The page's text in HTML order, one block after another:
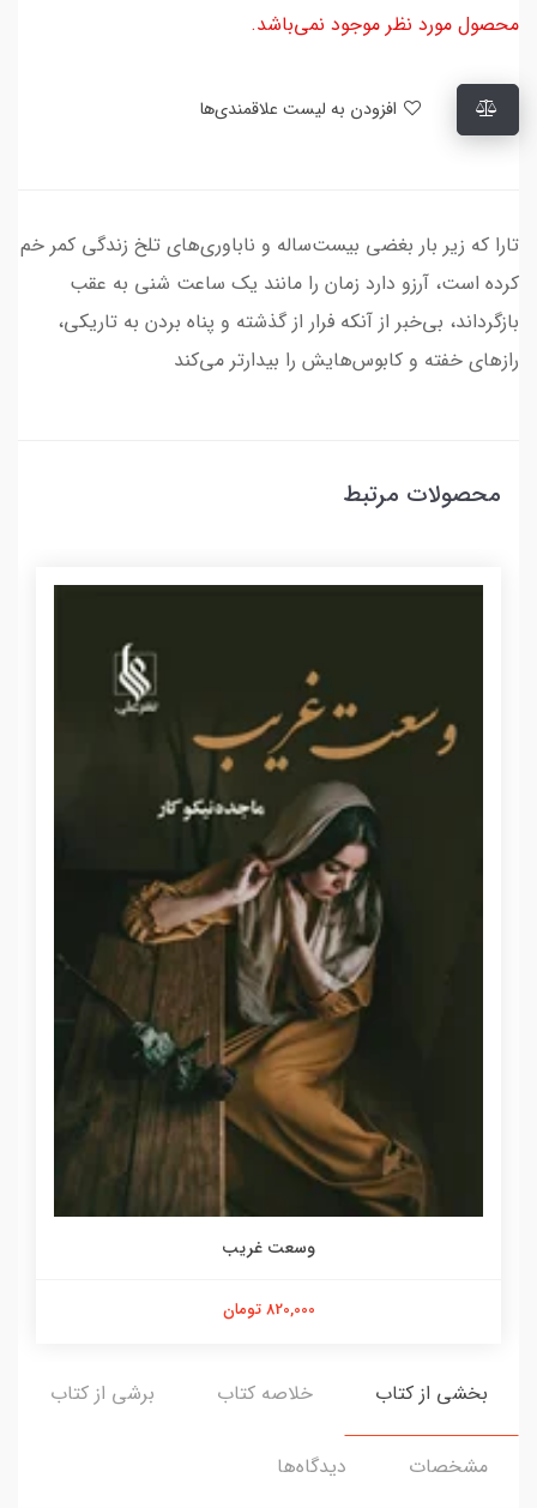
محصول مورد نظر موجود نمی‌باشد.
تارا که زیر بار بغضی بیست‌ساله و ناباوری‌های تلخ زندگی کمر خم
کرده است، آرزو دارد زمان را مانند یک ساعت شنی به عقب
بازگرداند، بی‌خبر از آنکه فرار از گذشته و پناه بردن به تاریکی،
رازهای خفته و کابوس‌هایش را بیدارتر می‌کند
محصولات مرتبط
وسعت غریب
820,000 تومان
بخشی از کتاب خلاصه کتاب برشی از کتاب
مشخصات دیدگاه‌ها